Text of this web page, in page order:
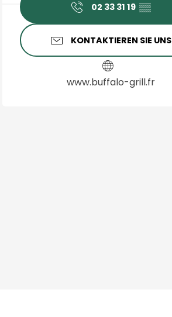
02 33 31 19 ▒▒
KONTAKTIEREN SIE UNS
www.buffalo-grill.fr